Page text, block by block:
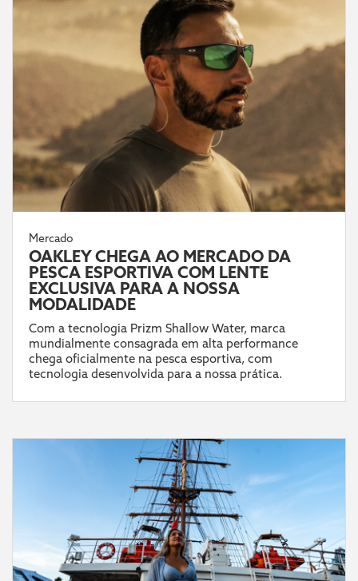
Mercado
OAKLEY CHEGA AO MERCADO DA
PESCA ESPORTIVA COM LENTE
EXCLUSIVA PARA A NOSSA
MODALIDADE
Com a tecnologia Prizm Shallow Water, marca
mundialmente consagrada em alta performance
chega oficialmente na pesca esportiva, com
tecnologia desenvolvida para a nossa prática.